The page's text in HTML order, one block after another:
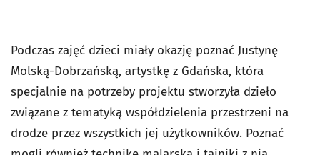
Podczas zajęć dzieci miały okazję poznać Justynę
Molską-Dobrzańską, artystkę z Gdańska, która
specjalnie na potrzeby projektu stworzyła dzieło
związane z tematyką współdzielenia przestrzeni na
drodze przez wszystkich jej użytkowników. Poznać